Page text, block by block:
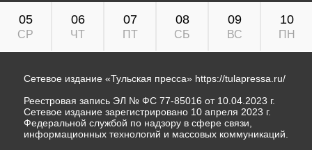
05
СР
06
ЧТ
07
ПТ
08
СБ
09
ВС
10
ПН
Сетевое издание «Тульская пресса» https://tulapressa.ru/
Реестровая запись ЭЛ № ФС 77-85016 от 10.04.2023 г.
Сетевое издание зарегистрировано 10 апреля 2023 г.
Федеральной службой по надзору в сфере связи,
информационных технологий и массовых коммуникаций.